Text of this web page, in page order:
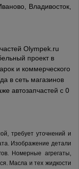
Владивосток,
Olympek.ru
проект в
и коммерческого
в сеть магазинов
автозапчастей с 0
требует уточнений и
Изображение детали
Номерные агрегаты,
Масла и тех жидкости